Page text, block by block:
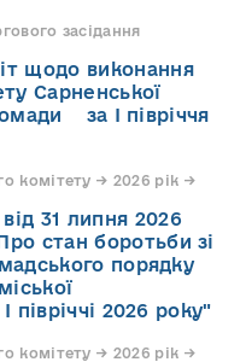
засідання
щодо виконання
Сарненської
за І півріччя
комітету → 2026 рік →
31 липня 2026
стан боротьби зі
порядку
півріччі 2026 року"
комітету → 2026 рік →